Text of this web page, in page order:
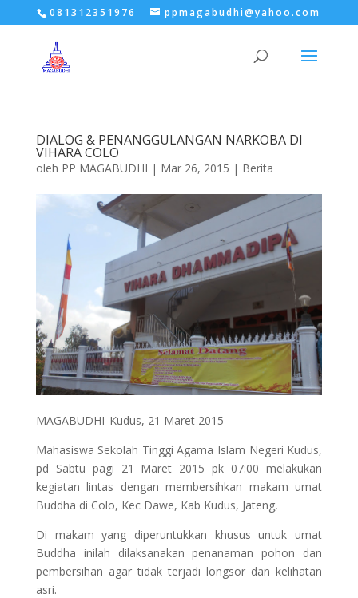
081312351976 ppmagabudhi@yahoo.com
DIALOG & PENANGGULANGAN NARKOBA DI
VIHARA COLO
oleh PP MAGABUDHI | Mar 26, 2015 | Berita
MAGABUDHI_Kudus, 21 Maret 2015
Mahasiswa Sekolah Tinggi Agama Islam Negeri Kudus,
pd Sabtu pagi 21 Maret 2015 pk 07:00 melakukan
kegiatan lintas dengan membersihkan makam umat
Buddha di Colo, Kec Dawe, Kab Kudus, Jateng,
Di makam yang diperuntukkan khusus untuk umat
Buddha inilah dilaksanakan penanaman pohon dan
pembersihan agar tidak terjadi longsor dan kelihatan
asri.